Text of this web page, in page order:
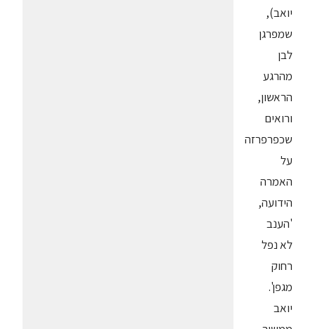
יואב),
שמפרגן
לבן
מהרגע
הראשון,
ורואים
שכפרפרזה
על
האמרה
הידועה,
'הענב
לא נפל
רחוק
מגפן'.
יואב